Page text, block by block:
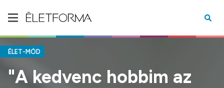
ÉLET-MÓD
"A kedvenc hobbim az